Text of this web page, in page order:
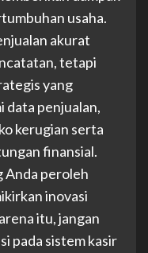
usaha.
akurat
tetapi
yang
data penjualan,
kerugian serta
finansial.
Anda peroleh
inovasi
itu, jangan
pada sistem kasir